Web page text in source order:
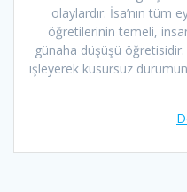
olaylardır. İsa’nın tüm
öğretilerinin temeli,
günaha düşüşü
işleyerek kusursuz